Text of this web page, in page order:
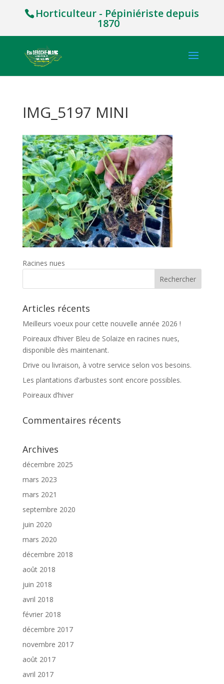
Horticulteur - Pépiniériste depuis
1870
IMG_5197 MINI
Racines nues
Articles récents
Meilleurs voeux pour cette nouvelle année 2026 !
Poireaux d’hiver Bleu de Solaize en racines nues,
disponible dès maintenant.
Drive ou livraison, à votre service selon vos besoins.
Les plantations d’arbustes sont encore possibles.
Poireaux d’hiver
Commentaires récents
Archives
décembre 2025
mars 2023
mars 2021
septembre 2020
juin 2020
mars 2020
décembre 2018
août 2018
juin 2018
avril 2018
février 2018
décembre 2017
novembre 2017
août 2017
avril 2017